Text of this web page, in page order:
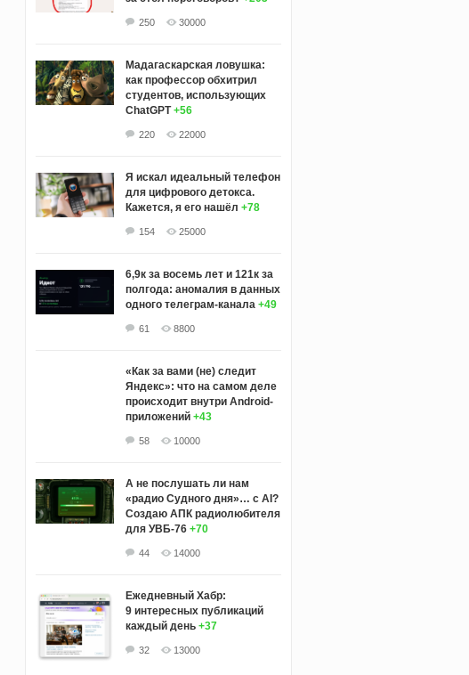
250 30000
Мадагаскарская ловушка:
как профессор обхитрил
студентов, использующих
ChatGPT +56
220 22000
Я искал идеальный телефон
для цифрового детокса.
Кажется, я его нашёл +78
154 25000
6,9к за восемь лет и 121к за
полгода: аномалия в данных
одного телеграм-канала +49
61 8800
«Как за вами (не) следит
Яндекс»: что на самом деле
происходит внутри Android-
приложений +43
58 10000
А не послушать ли нам
«радио Судного дня»… с AI?
Создаю АПК радиолюбителя
для УВБ-76 +70
44 14000
Ежедневный Хабр:
9 интересных публикаций
каждый день +37
32 13000